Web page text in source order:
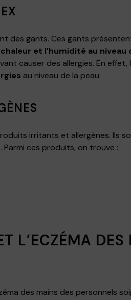
des gants. Ces gants
et l’humidité au niveau
causer des allergies. En
au niveau de la peau.
irritants et allergènes. Ils
. Parmi ces produits, on trouve :
L’ECZÉMA
des mains des personnels